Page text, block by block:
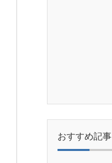
おすすめ記事